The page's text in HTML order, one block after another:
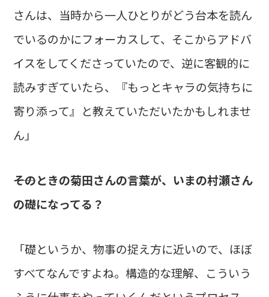
さんは、当時から一人ひとりがどう台本を読ん
でいるのかにフォーカスして、そこからアドバ
イスをしてくださっていたので、逆に客観的に
読みすぎていたら、『もっとキャラの気持ちに
寄り添って』と教えていただいたかもしれませ
ん」
――そのときの菊田さんの言葉が、いまの村瀬さん
の礎になってる？
「礎というか、物事の捉え方に近いので、ほぼ
すべてなんですよね。構造的な理解、こういう